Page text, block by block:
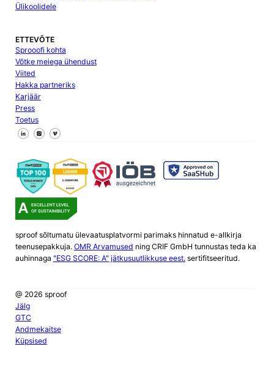
Ülikoolidele
ETTEVÕTE
Sprooofi kohta
Võtke meiega ühendust
Viited
Hakka partneriks
Karjäär
Press
Toetus
Jälgi meid Facebookis
Jälgi meid X
Jälgi meid LinkedInis
sproof sõltumatu ülevaatusplatvormi parimaks hinnatud e-allkirja
teenusepakkuja. OMR Arvamused ning CRIF GmbH tunnustas teda ka
auhinnaga "ESG SCORE: A" jätkusuutlikkuse eest.sertifitseeritud.
@ 2026 sproof
Jälg
GTC
Andmekaitse
Küpsised